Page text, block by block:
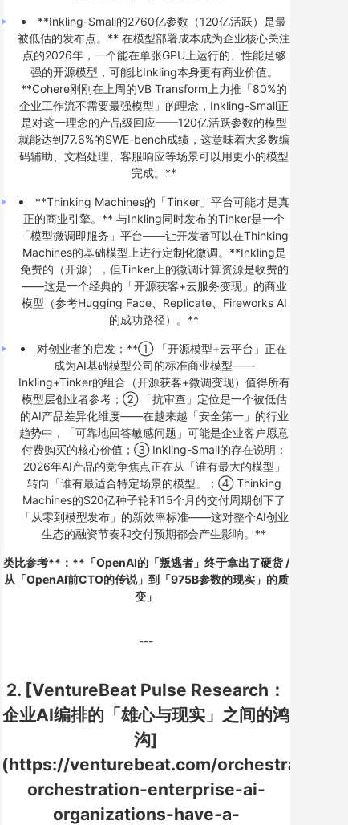
**Inkling-Small的2760亿参数（120亿活跃）是最
被低估的发布点。** 在模型部署成本成为企业核心关注
点的2026年，一个能在单张GPU上运行的、性能足够
强的开源模型，可能比Inkling本身更有商业价值。
**Cohere刚刚在上周的VB Transform上力推「80%的
企业工作流不需要最强模型」的理念，Inkling-Small正
是对这一理念的产品级回应——120亿活跃参数的模型
就能达到77.6%的SWE-bench成绩，这意味着大多数编
码辅助、文档处理、客服响应等场景可以用更小的模型
完成。**
**Thinking Machines的「Tinker」平台可能才是真
正的商业引擎。** 与Inkling同时发布的Tinker是一个
「模型微调即服务」平台——让开发者可以在Thinking
Machines的基础模型上进行定制化微调。**Inkling是
免费的（开源），但Tinker上的微调计算资源是收费的
——这是一个经典的「开源获客+云服务变现」的商业
模型（参考Hugging Face、Replicate、Fireworks AI
的成功路径）。**
对创业者的启发：**① 「开源模型+云平台」正在
成为AI基础模型公司的标准商业模型——
Inkling+Tinker的组合（开源获客+微调变现）值得所有
模型层创业者参考；② 「抗审查」定位是一个被低估
的AI产品差异化维度——在越来越「安全第一」的行业
趋势中，「可靠地回答敏感问题」可能是企业客户愿意
付费购买的核心价值；③ Inkling-Small的存在说明：
2026年AI产品的竞争焦点正在从「谁有最大的模型」
转向「谁有最适合特定场景的模型」；④ Thinking
Machines的$20亿种子轮和15个月的交付周期创下了
「从零到模型发布」的新效率标准——这对整个AI创业
生态的融资节奏和交付预期都会产生影响。**
类比参考**：**「OpenAI的「叛逃者」终于拿出了硬货 /
从「OpenAI前CTO的传说」到「975B参数的现实」的质
变」
---
2. [VentureBeat Pulse Research：
企业AI编排的「雄心与现实」之间的鸿
沟]
(https://venturebeat.com/orchestration/
orchestration-enterprise-ai-
organizations-have-a-